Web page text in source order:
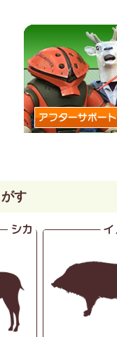
す